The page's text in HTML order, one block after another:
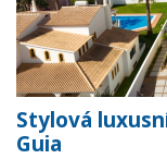
Stylová
Guia